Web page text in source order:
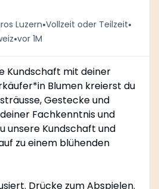
Luzern•Vollzeit oder Teilzeit•
•vor 1M
Kundschaft mit deiner
Blumen kreierst du
Gestecke und
Fachkenntnis und
unsere Kundschaft und
zu einem blühenden
Drücke zum Abspielen.